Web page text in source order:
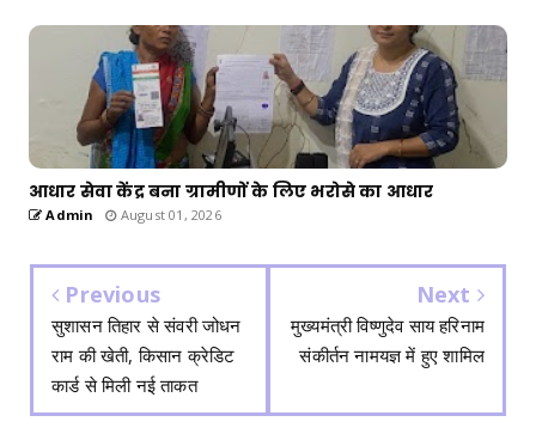
आधार सेवा केंद्र बना ग्रामीणों के लिए भरोसे का आधार
Admin August 01, 2026
Previous
सुशासन तिहार से संवरी जोधन
राम की खेती, किसान क्रेडिट
कार्ड से मिली नई ताकत
Next
मुख्यमंत्री विष्णुदेव साय हरिनाम
संकीर्तन नामयज्ञ में हुए शामिल